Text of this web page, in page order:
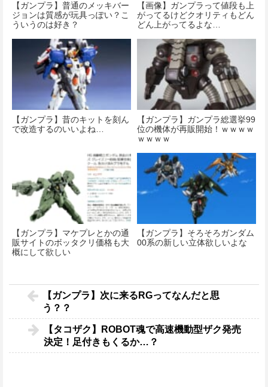
【ガンプラ】普通のメッキバー
ジョンは質感が玩具っぽい？こ
ういうのは好き？
【画像】ガンプラって値段も上
がってるけどクオリティもどん
どん上がってるよな…
【ガンプラ】昔のキットを刻ん
で改造するのいいよね…
【ガンプラ】ガンプラ総選挙99
位の機体が再販開始！ｗｗｗｗ
ｗｗｗｗ
【ガンプラ】マケプレとかの通
販サイトのボッタクリ価格も大
概にして欲しい
【ガンプラ】そろそろガンダム
00系の新しい立体欲しいよな
【ガンプラ】次に来るRGってなんだと思
う？？
【タコザク】ROBOT魂で高速機動型ザク発売
決定！足付きもくるか…？